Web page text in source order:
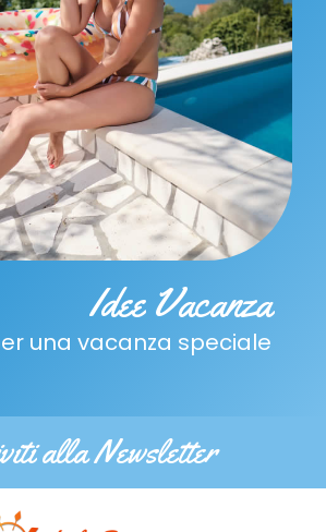
Idee Vacanza
una vacanza speciale
alla Newsletter